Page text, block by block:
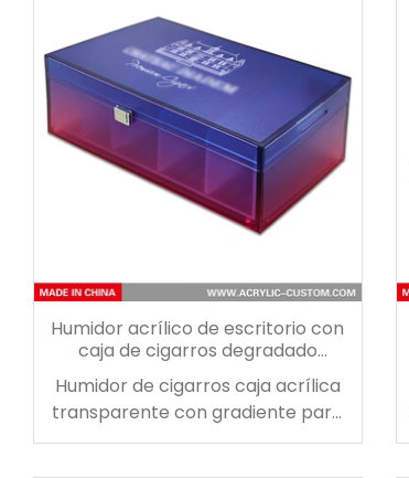
doblada a mano con tapa
deslizante de color transparente.
regalo perfecto. clásico juego de
fichas de rummy acrílico con un
diseño moderno.
Humidor acrílico de escritorio con
caja de cigarros degradado
grande para 75 cigarros
Humidor de cigarros caja acrílica
transparente con gradiente para
almacenamiento y exhibición de